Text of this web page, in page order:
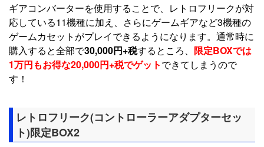
ギアコンバーターを使用することで、レトロフリークが対
応している11機種に加え、さらにゲームギアなど3機種の
ゲームカセットがプレイできるようになります。通常時に
購入すると全部で30,000円+税するところ、 限定BOXでは
1万円もお得な20,000円+税でゲットできてしまうので
す！
レトロフリーク(コントローラーアダプターセッ
ト)限定BOX2